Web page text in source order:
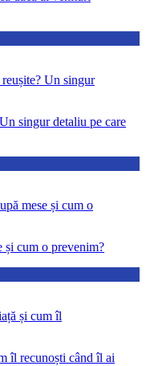
singur detaliu pe care
și cum o prevenim?
îl recunoști când îl ai